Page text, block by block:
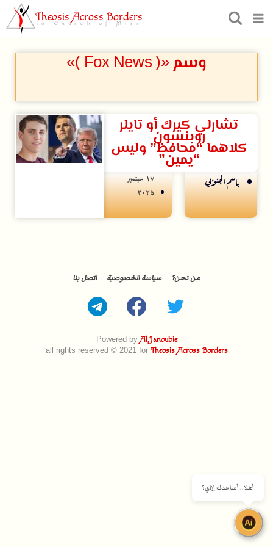
Theosis Across Borders
in Church of Misr
وسم «( Fox News )»
تشارلي كيرك أو تايلر
روبنسون
كلاهما “محافظ” وليس
“يمين”
باسم الجنوبي
۱۷ سبتمبر
۲۰۲۵
Powered by Al.Janoubie
all rights reserved © 2021 for Theosis Across Borders
من نحن؟ سياسة الخصوصية اتصل بنا
أهلا.. أساعدك إزاي؟